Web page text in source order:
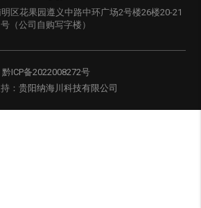
区花果园遵义中路中环广场2号楼26楼20-21
号（公司自购写字楼）
黔ICP备2022008272号
： 贵阳纳海川科技有限公司